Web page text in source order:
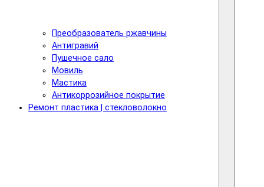
Преобразователь ржавчины
Антигравий
Пушечное сало
Мовиль
Мастика
Антикоррозийное покрытие
Ремонт пластика | стекловолокно